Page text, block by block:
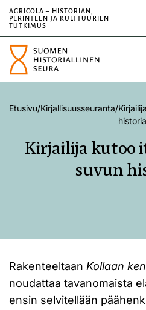
AGRICOLA – HISTORIAN,
PERINTEEN JA KULTTUURIEN
TUTKIMUS
Etusivu/Kirjallisuusseuranta/
Kirjailija kutoo
suvun
Rakenteeltaan Kollaan
noudattaa tavanomaista
ensin selvitellään